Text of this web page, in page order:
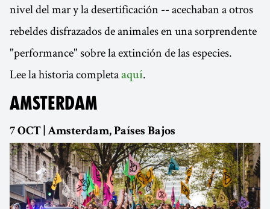
nivel del mar y la desertificación -- acechaban a otros
rebeldes disfrazados de animales en una sorprendente
"performance" sobre la extinción de las especies.
Lee la historia completa aquí.
AMSTERDAM
7 OCT | Amsterdam, Países Bajos